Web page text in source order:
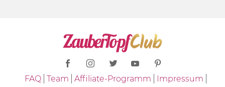
FAQ Team Affiliate-Programm
Impressum